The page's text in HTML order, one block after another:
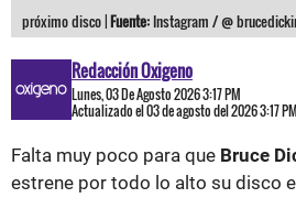
próximo disco |Fuente: Instagram / @
Redacción Oxigeno
Lunes, 03 De Agosto 2026 3:17 PM
Actualizado el 03 de agosto del 2026 3:17 PM
Falta muy poco para que Bruce
estrene por todo lo alto su disco